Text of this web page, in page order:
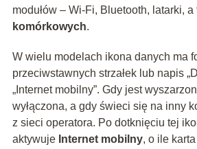
modułów – Wi‑Fi, Bluetooth, latarki, a
komórkowych.
W wielu modelach ikona danych ma
przeciwstawnych strzałek lub napis
„Internet mobilny”. Gdy jest
wyłączona, a gdy świeci się na inny
z sieci operatora. Po dotknięciu tej
aktywuje Internet mobilny, o ile